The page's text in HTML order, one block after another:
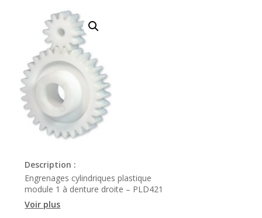
Description :
Engrenages cylindriques plastique
module 1 à denture droite – PLD421
Voir plus